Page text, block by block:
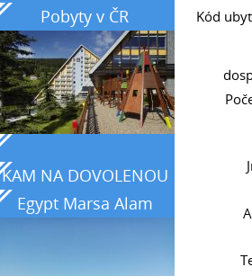
Pobyty v ČR
KAM NA DOVOLENOU
Egypt Marsa Alam
Kód